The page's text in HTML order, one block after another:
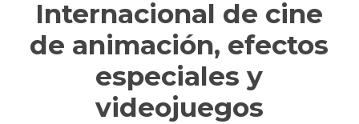
Internacional de cine
de animación, efectos
especiales y
videojuegos